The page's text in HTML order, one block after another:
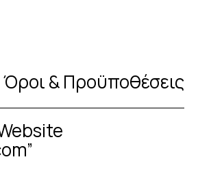
Όροι & Προϋποθέσεις